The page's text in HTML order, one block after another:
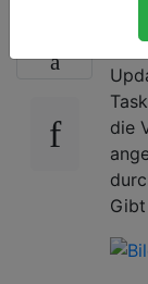
die